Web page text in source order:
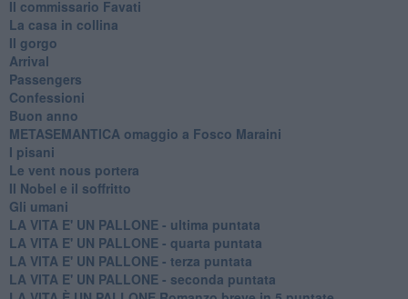
Il commissario Favati
La casa in collina
Il gorgo
Arrival
Passengers
Confessioni
Buon anno
METASEMANTICA omaggio a Fosco Maraini
I pisani
Le vent nous portera
Il Nobel e il soffritto
Gli umani
LA VITA E' UN PALLONE - ultima puntata
LA VITA E' UN PALLONE - quarta puntata
LA VITA E' UN PALLONE - terza puntata
LA VITA E' UN PALLONE - seconda puntata